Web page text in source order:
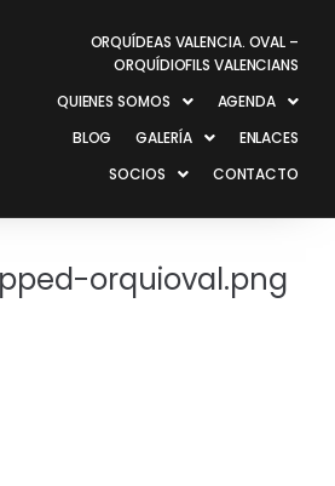
ORQUÍDEAS VALENCIA. OVAL –
ORQUÍDIOFILS VALENCIANS
QUIENES SOMOS
AGENDA
BLOG
GALERÍA
ENLACES
SOCIOS
CONTACTO
orquioval.png